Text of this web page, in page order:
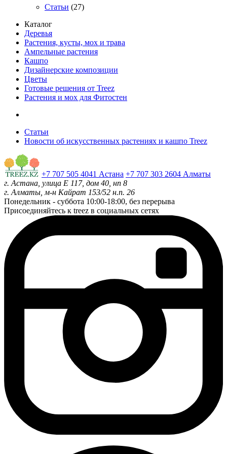
Статьи (27)
Каталог
Деревья
Растения, кусты, мох и трава
Ампельные растения
Кашпо
Дизайнерские композиции
Цветы
Готовые решения от Treez
Растения и мох для Фитостен
Статьи
Новости об искусственных растениях и кашпо Treez
+7 707 505 4041 Астана +7 707 303 2604 Алматы
г. Астана, улица Е 117, дом 40, нп 8
г. Алматы, м-н Кайрат 153/52 н.п. 26
Понедельник - суббота 10:00-18:00, без перерыва
Присоединяйтесь к treez в социальных сетях